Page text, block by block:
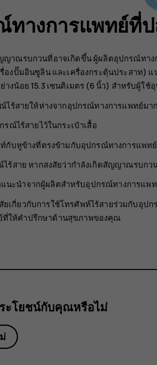
างการแพทย์ที่ป
ญาณรบกวนที่อาจเกิดขึ้น ผู้ผลิตอุปกรณ์ทาง
องปั๊มอินซูลิน และเครื่องกระตุ้นประสาท)
างน้อย 15.3 เซนติเมตร (6 นิ้ว) สำหรับผู้ใ
ไร้สายให้ห่างจากอุปกรณ์ทางการแพทย์มาก
รณ์ไร้สายไว้ในกระเป๋าเสื้อ
กับหูข้างที่ตรงข้ามกับอุปกรณ์ทางการแพทย์
ร้สาย หากสงสัยว่ากำลังเกิดสัญญาณรบกว
นะนำจากผู้ผลิตสำหรับอุปกรณ์ทางการแพ
เกี่ยวกับการใช้โทรศัพท์ไร้สายร่วมกับอุป
ให้คำปรึกษาด้านสุขภาพของคุณ
ะโยชน์กับคุณหรือไม่